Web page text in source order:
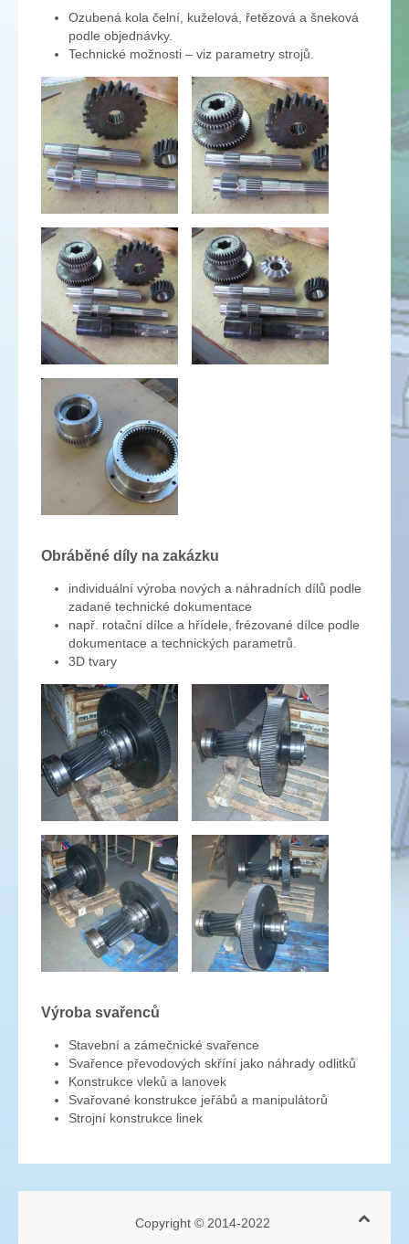
Ozubená kola čelní, kuželová, řetězová a šneková
podle objednávky.
Technické možnosti – viz parametry strojů.
Obráběné díly na zakázku
individuální výroba nových a náhradních dílů podle
zadané technické dokumentace
např. rotační dílce a hřídele, frézované dílce podle
dokumentace a technických parametrů.
3D tvary
Výroba svařenců
Stavební a zámečnické svařence
Svařence převodových skříní jako náhrady odlitků
Konstrukce vleků a lanovek
Svařované konstrukce jeřábů a manipulátorů
Strojní konstrukce linek
Copyright © 2014-2022